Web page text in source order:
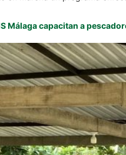
Málaga capacitan a